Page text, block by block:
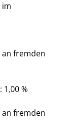
im
fremden
1,00 %
fremden